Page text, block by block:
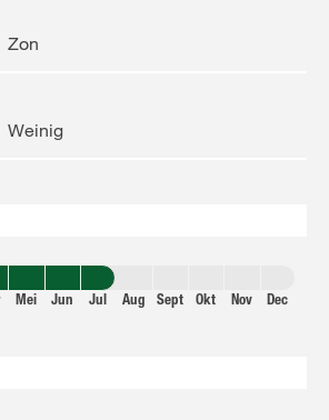
Zon
Weinig
Mei Jun Jul Aug Sept Okt Nov Dec